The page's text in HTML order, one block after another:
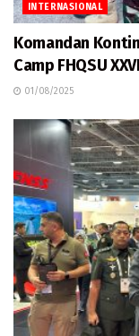
INTERNASIONAL
Komandan
Camp FHQSU
01/08/2025